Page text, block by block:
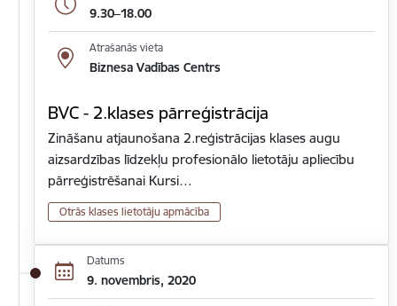
9.30–18.00
Atrašanās vieta
Biznesa Vadības Centrs
BVC - 2.klases pārreģistrācija
Zināšanu atjaunošana 2.reģistrācijas klases augu
aizsardzības līdzekļu profesionālo lietotāju apliecību
pārreģistrēšanai Kursi…
Otrās klases lietotāju apmācība
Datums
9. novembris, 2020